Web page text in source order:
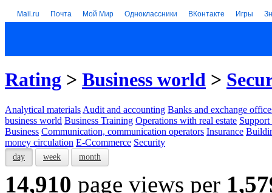
Mail.ru Почта Мой Мир Одноклассники ВКонтакте Игры
Rating > Business world >
Analytical materials Audit and accounting Banks and exchange
business world Business Training Operations with real estate Support
Business Communication, communication operators Insurance
money circulation E-Ccommerce Security
day week month
14,910 page views per